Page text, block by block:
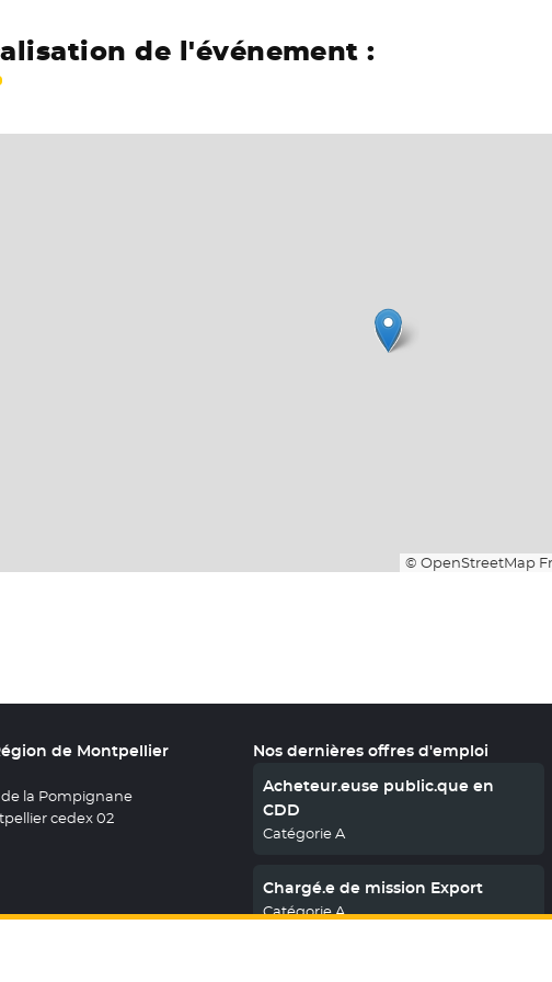
de l'événement :
© OpenStreetMap
de Montpellier
de la Pompignane
cedex 02
Nos dernières offres d'emploi
Acheteur.euse public.que en
CDD
Catégorie A
Chargé.e de mission Export
Catégorie A